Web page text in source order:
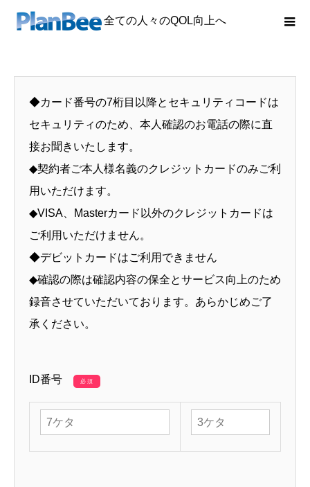
全ての人々のQOL向上へ
◆カード番号の7桁目以降とセキュリティコードは
セキュリティのため、本人確認のお電話の際に直
接お聞きいたします。
◆契約者ご本人様名義のクレジットカードのみご利
用いただけます。
◆VISA、Masterカード以外のクレジットカードは
ご利用いただけません。
◆デビットカードはご利用できません
◆確認の際は確認内容の保全とサービス向上のため
録音させていただいております。あらかじめご了
承ください。
ID番号 必須